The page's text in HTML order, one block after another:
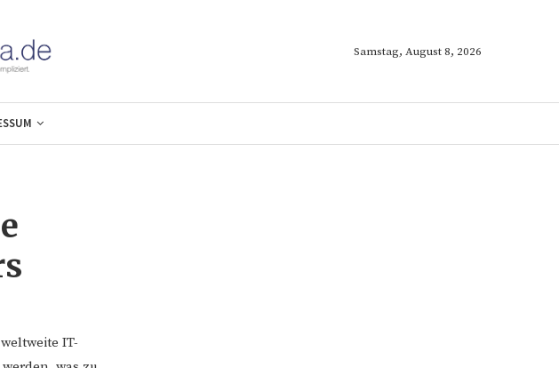
Samstag, August 8, 2026
IT-